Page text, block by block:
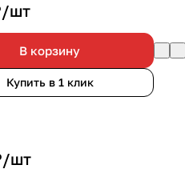
шт
В корзину
Купить в 1 клик
шт